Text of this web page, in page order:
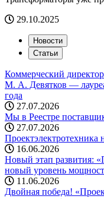
29.10.2025
Новости
Статьи
Коммерческий
М. А. Девятков —
года
27.07.2026
Мы в Реестре
27.07.2026
Проектэлектротехника
16.06.2026
Новый этап развития:
новый уровень
11.06.2026
Двойная победа!